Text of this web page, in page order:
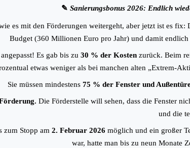
✎ Sanierungsbonus 2026: Endlich
es mit den Förderungen weitergeht, aber jetzt ist es fix:
Budget (360 Millionen Euro pro Jahr) und damit
Es gab bis zu 30 % der Kostenzurück. Beim
etwas weniger als bei manchen alten „Extrem-
Sie müssen mindestens 75 % der Fenster und
Die Förderstelle will sehen, dass die Fenster
und die
zum Stopp am 2. Februar 2026 möglich und ein großer
war, hatte man bis zu neun Monate